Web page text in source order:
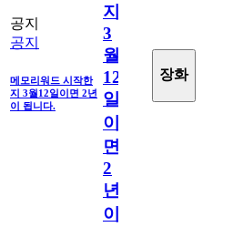
공지
공지
메모리워드 시작한
지 3월12일이면 2년
이 됩니다.
지
3
월
12
일
이
면
2
년
이
장화